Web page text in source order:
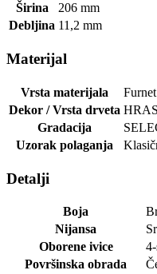
Širina
206 mm
Debljina 11,2 mm
Materijal
Vrsta materijala
Furnet
Dekor / Vrsta drveta
Gradacija
Uzorak polaganja
Detalji
Boja
Nijansa
Oborene ivice
Površinska obrada